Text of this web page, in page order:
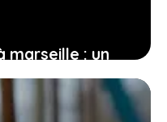
marseille : un
côtoie